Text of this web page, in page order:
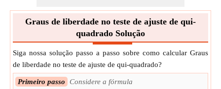
Graus de liberdade no teste de ajuste de qui-
quadrado Solução
Siga nossa solução passo a passo sobre como calcular Graus
de liberdade no teste de ajuste de qui-quadrado?
Primeiro passo Considere a fórmula